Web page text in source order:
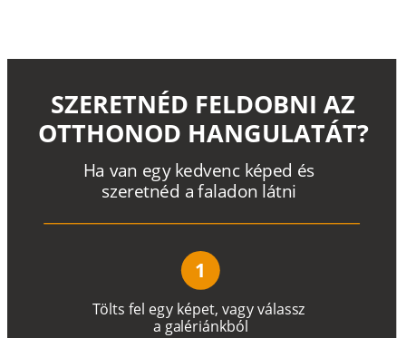
Tölts fel egy képet, vagyválassz
a galériánkból
Ha van egy kedvenc képed és
szeretnéd a faladon látni
SZERETNÉD FELDOBNI AZ
OTTHONOD HANGULATÁT?
1